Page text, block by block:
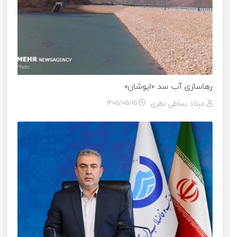
رهاسازی آب سد «ایوشان»
میلاد بساطی نظری ۱۴۰۵/۰۵/۱۵